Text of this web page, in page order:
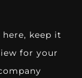
keep it
for your